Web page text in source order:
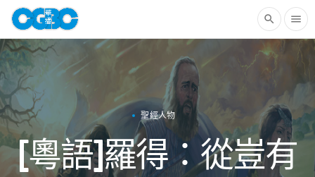
search menu
聖經人物
[粵語]羅得：從豈有